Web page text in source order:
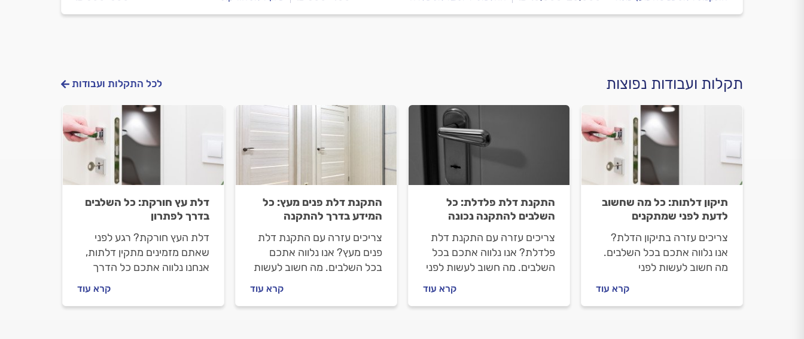
תקלות ועבודות נפוצות לכל התקלות ועבודות
תיקון דלתות: כל מה שחשוב
לדעת לפני שמתקנים
צריכים עזרה בתיקון הדלת?
אנו נלווה אתכם בכל השלבים.
מה חשוב לעשות לפני
תתנהלו נכון מולו וכמה עולה
לתקן את הדלת? ריכזנו
קרא עוד
התקנת דלת פלדלת: כל
השלבים להתקנה נכונה
צריכים עזרה עם התקנת דלת
פלדלת? אנו נלווה אתכם בכל
השלבים. מה חשוב לעשות לפני
חשוב לבדוק מולו וכמה עולה
התקנה של דלת פלדלת?
קרא עוד
התקנת דלת פנים מעץ: כל
המידע בדרך להתקנה
צריכים עזרה עם התקנת דלת
פנים מעץ? אנו נלווה אתכם
בכל השלבים. מה חשוב לעשות
מה חשוב לבדוק מולו וכמה עולה
התקנה של דלת פנים מעץ?
קרא עוד
דלת עץ חורקת: כל השלבים
בדרך לפתרון
דלת העץ חורקת? רגע לפני
שאתם מזמינים מתקין דלתות,
אנחנו נלווה אתכם כל הדרך
חורקת ואיך מתנהלים מול
מתקין הדלתות? כל התשובות.
קרא עוד